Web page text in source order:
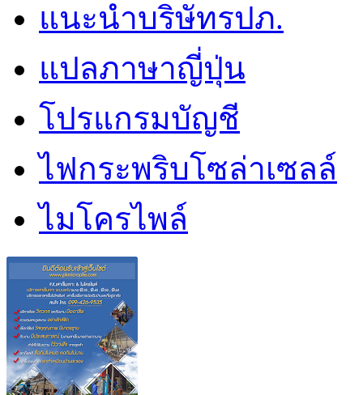
แนะนำบริษัทรปภ.
แปลภาษาญี่ปุ่น
โปรแกรมบัญชี
ไฟกระพริบโซล่าเซลล์
ไมโครไพล์